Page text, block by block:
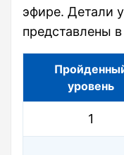
эфире. Детали
представлены
уровень
1